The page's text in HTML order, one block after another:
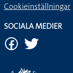
Cookieinställningar
SOCIALA MEDIER